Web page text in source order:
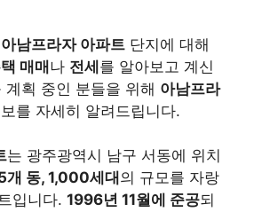
남프라자 아파트 단지에 대해
매매나 전세를 알아보고 계신
획 중인 분들을 위해 아남프라
를 자세히 알려드립니다.
는 광주광역시 남구 서동에 위치
개 동, 1,000세대의 규모를 자랑
입니다. 1996년 11월에 준공되